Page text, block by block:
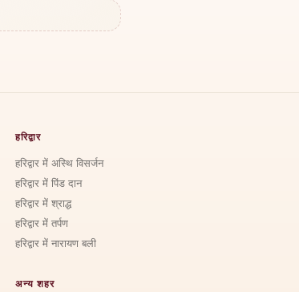
हरिद्वार
हरिद्वार में अस्थि विसर्जन
हरिद्वार में पिंड दान
हरिद्वार में श्राद्ध
हरिद्वार में तर्पण
हरिद्वार में नारायण बली
अन्य शहर